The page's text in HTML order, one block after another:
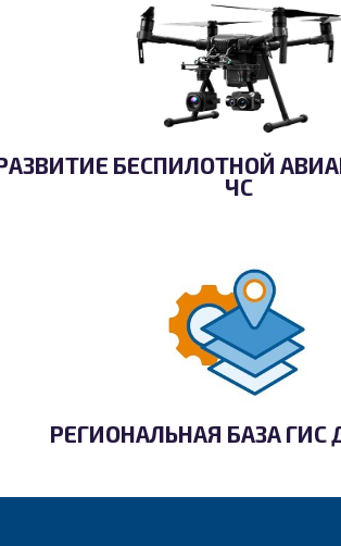
БЕСПИЛОТНОЙ
ЧС
РЕГИОНАЛЬНАЯ БАЗА